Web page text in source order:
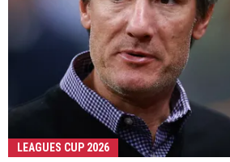
LEAGUES CUP 2026